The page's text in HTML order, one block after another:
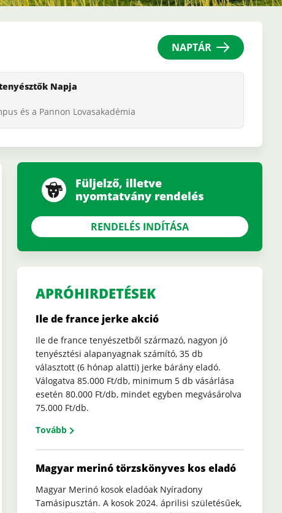
NAPTÁR
Napja
és a Pannon Lovasakadémia
Füljelző, illetve
nyomtatvány rendelés
RENDELÉS INDÍTÁSA
APRÓHIRDETÉSEK
Ile de france jerke akció
Ile de france tenyészetből származó, nagyon jó
tenyésztési alapanyagnak számító, 35 db
választott (6 hónap alatti) jerke bárány eladó.
Válogatva 85.000 Ft/db, minimum 5 db vásárlása
esetén 80.000 Ft/db, mindet egyben megvásárolva
75.000 Ft/db.
Tovább
Magyar merinó törzskönyves kos eladó
Magyar Merinó kosok eladóak Nyíradony
Tamásipusztán. A kosok 2024. áprilisi születésűek,